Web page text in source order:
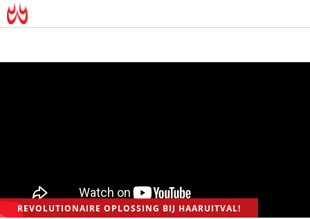
REVOLUTIONAIRE OPLOSSING BIJ HAARUITVAL!